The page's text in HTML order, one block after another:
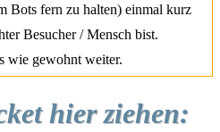
Bots fern zu halten) einmal kurz
Besucher / Mensch bist.
wie gewohnt weiter.
hier ziehen: